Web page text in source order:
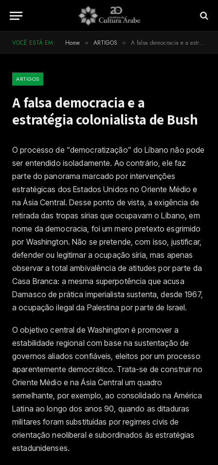
VOCÊ ESTÁ EM: Home » ARTIGOS » A falsa democracia e a estratégia colonialista de Bush
ARTIGOS
A falsa democracia e a
estratégia colonialista de Bush
O processo de “democratização” do Líbano não pode
ser entendido isoladamente. Ao contrário, ele faz
parte do panorama marcado por intervenções
estratégicas dos Estados Unidos no Oriente Médio e
na Ásia Central. Desse ponto de vista, a exigência de
retirada das tropas sírias que ocupavam o Líbano, em
nome da democracia, foi um mero pretexto esgrimido
por Washington. Não se pretende, com isso, justificar,
defender ou legitimar a ocupação síria, mas apenas
observar a total ambivalência de atitudes por parte da
Casa Branca: a mesma superpotência que acusa
Damasco de prática imperialista sustenta, desde 1967,
a ocupação ilegal da Palestina por parte de Israel.
O objetivo central de Washington é promover a
estabilidade regional com base na sustentação de
governos aliados confiáveis, eleitos por um processo
aparentemente democrático. Trata-se de construir no
Oriente Médio e na Ásia Central um quadro
semelhante, por exemplo, ao consolidado na América
Latina ao longo dos anos 90, quando as ditaduras
militares foram substituídas por regimes civis de
orientação neoliberal e subordinados às estratégias
estadunidenses.